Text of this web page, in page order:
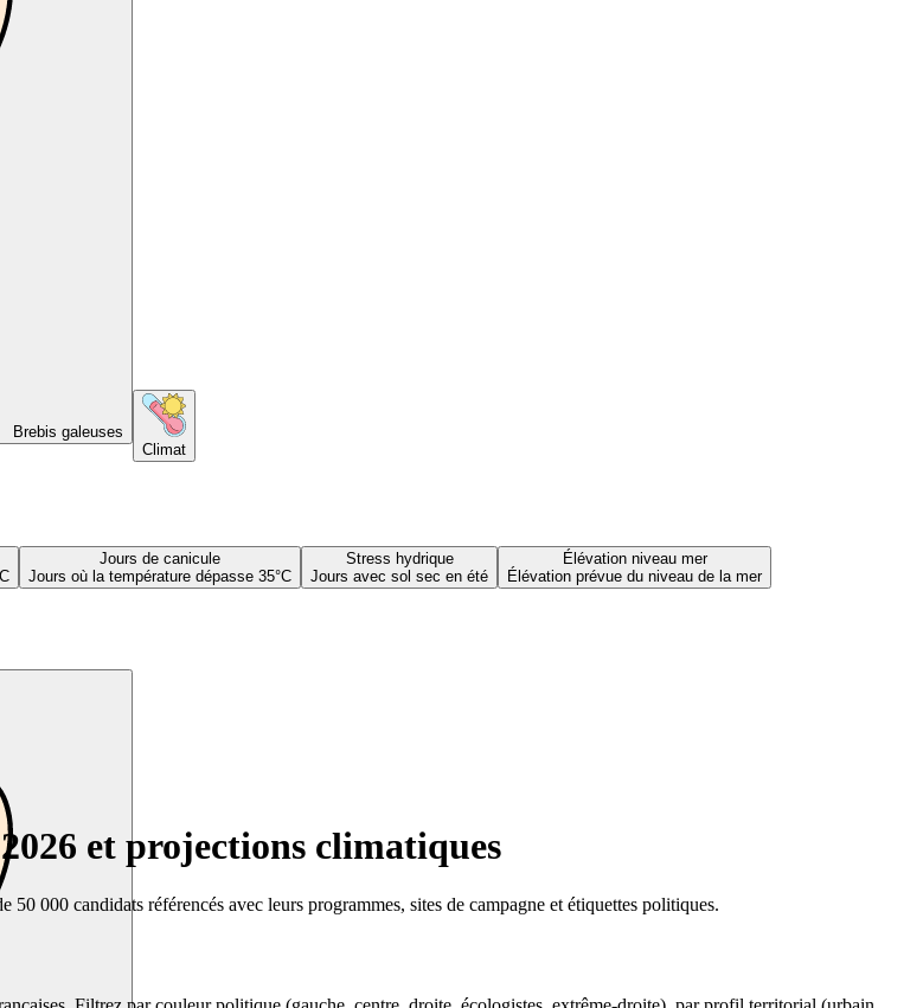
Brebis galeuses
Climat
Jours de canicule
Jours où la température dépasse 35°C
Stress hydrique
Jours avec sol sec en été
Élévation niveau mer
Élévation prévue du niveau de la mer
et projections climatiques
000 candidats référencés avec leurs programmes, sites de campagne et étiquettes politiques.